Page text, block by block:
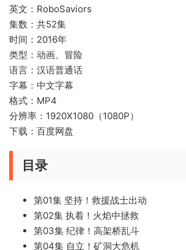
英文：RoboSaviors
集数：共52集
时间：2016年
类型：动画、冒险
语言：汉语普通话
字幕：中文字幕
格式：MP4
分辨率：1920X1080（1080P）
下载：百度网盘
目录
第01集 坚持！救援战士出动
第02集 执着！火焰中拯救
第03集 纪律！高架桥乱斗
第04集 自立！矿洞大危机